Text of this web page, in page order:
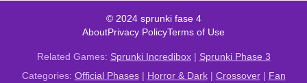
© 2024 sprunki fase 4
AboutPrivacy PolicyTerms of Use
Related Games: Sprunki Incredibox| Sprunki Phase 3
Categories: Official Phases| Horror & Dark| Crossover| Fan